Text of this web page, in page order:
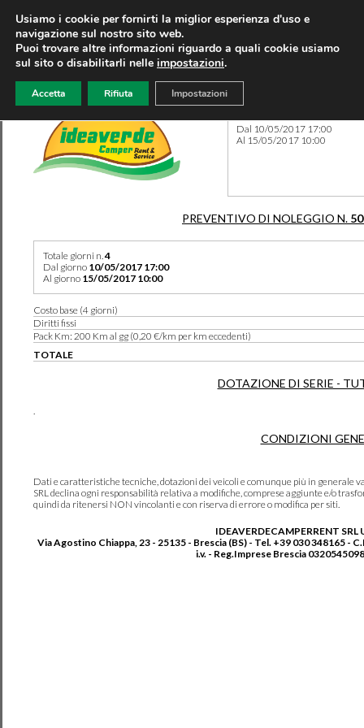
Dal 10/05/2017 17:00
Al 15/05/2017 10:00
PREVENTIVO DI NOLEGGIO N.
Totale giorni n.4
Dal giorno 10/05/2017 17:00
Al giorno 15/05/2017 10:00
Costo base (4 giorni)
Diritti fissi
Pack Km: 200 Km al gg (0,20 €/km per km eccedenti)
TOTALE
DOTAZIONE DI SERIE -
.
CONDIZIONI
Dati e caratteristiche tecniche, dotazioni dei veicoli e comunque più in generale
SRL declina ogni responsabilità relativa a modifiche, comprese aggiunte e/o
quindi da ritenersi NON vincolanti e con riserva di errore o modifica per siti.
IDEAVERDECAMPERRENT SRL
Via Agostino Chiappa, 23 - 25135 - Brescia (BS) - Tel. +39 030 348165 -
i.v. - Reg.Imprese Brescia
Usiamo i cookie per fornirti la miglior esperienza d'uso e
navigazione sul nostro sito web.
Puoi trovare altre informazioni riguardo a quali cookie usiamo
sul sito o disabilitarli nelle impostazioni.
Accetta Rifiuta Impostazioni